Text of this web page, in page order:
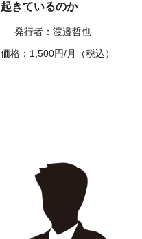
起きているのか
発行者：渡邉哲也
価格：1,500円/月（税込）